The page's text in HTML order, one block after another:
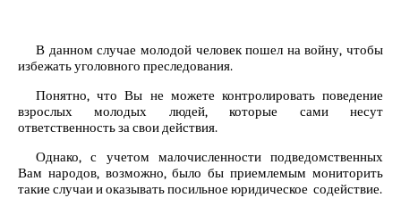
В данном случае молодой человек пошел на войну, чтобы
избежать уголовного преследования.
Понятно, что Вы не можете контролировать поведение
взрослых молодых людей, которые сами несут
ответственность за свои действия.
Однако, с учетом малочисленности подведомственных
Вам народов, возможно, было бы приемлемым мониторить
такие случаи и оказывать посильное юридическое содействие.